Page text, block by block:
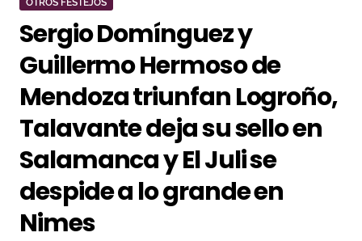
OTROS FESTEJOS
Sergio Domínguez y
Guillermo Hermoso de
Mendoza triunfan Logroño,
Talavante deja su sello en
Salamanca y El Juli se
despide a lo grande en
Nimes